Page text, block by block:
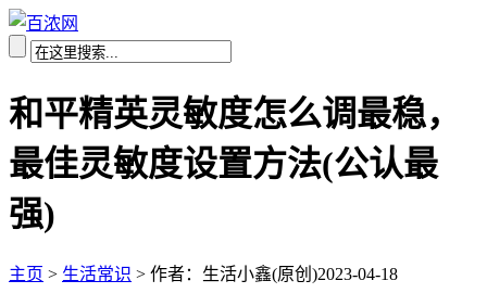
和平精英灵敏度怎么调最稳，
最佳灵敏度设置方法(公认最
强)
主页 > 生活常识 > 作者：生活小鑫(原创)2023-04-18